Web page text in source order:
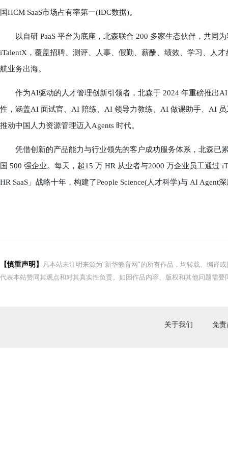
国HCM SaaS市场占有率第一(IDC数据)。
以自研 PaaS 平台为底座，北森联合 200 多家生态伙伴，共同
iTalentX，覆盖招聘、测评、人事、假勤、薪酬、绩效、学习、人
航业务出海。
作为AI驱动的人才管理创新引领者，北森于 2024 年重磅推出AI
性，涵盖AI 面试官、AI 陪练、AI 领导力教练、AI 做课助手、AI
推动中国人力资源管理迈入Agents 时代。
凭借创新的产品能力与行业领先的客户成功服务体系，北森已
国 500 强企业。每天，超15 万 HR 从业者与2000 万企业员工通过
HR SaaS」战略十年，构建了People Science(人才科学)与 AI
【慎重声明】
凡本站未注明来源为"新华教育网"的所有作品，均转载、编译
代表本站赞同其观点和对其真实性负责。如因作品内容、版权和其他问题需
关于我们 免责